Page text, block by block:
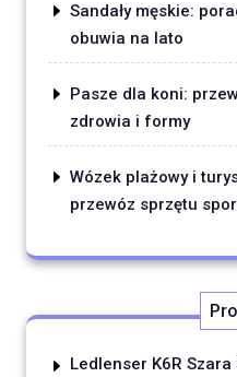
Sandały męskie:
obuwia na lato
Pasze dla koni:
zdrowia i formy
Wózek plażowy i
przewóz sprzętu
Ledlenser K6R Szara